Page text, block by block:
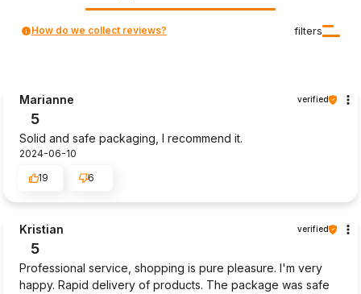
filters
How do we collect reviews?
Marianne verified
5
Solid and safe packaging, I recommend it.
2024-06-10
19
6
Kristian verified
5
Professional service, shopping is pure pleasure. I'm very
happy. Rapid delivery of products. The package was safe